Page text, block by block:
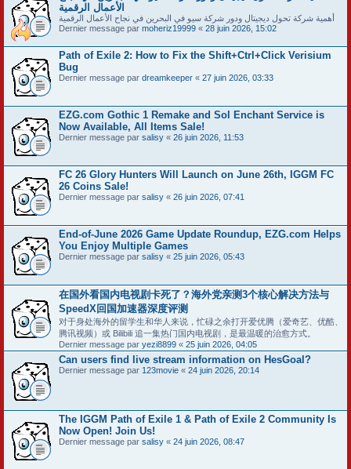
الأعمال الرقمية
أهمية شركة تحول ديجيتال ودور شركة سيو في البحرين في نجاح الأعمال الرقمية
Dernier message par moheriz19999 « 28 juin 2026, 15:02
Path of Exile 2: How to Fix the Shift+Ctrl+Click Verisium
Bug
Dernier message par dreamkeeper « 27 juin 2026, 03:33
EZG.com Gothic 1 Remake and Sol Enchant Service is
Now Available, All Items Sale!
Dernier message par salisy « 26 juin 2026, 11:53
FC 26 Glory Hunters Will Launch on June 26th, IGGM FC
26 Coins Sale!
Dernier message par salisy « 26 juin 2026, 07:41
End-of-June 2026 Game Update Roundup, EZG.com Helps
You Enjoy Multiple Games
Dernier message par salisy « 25 juin 2026, 05:43
在国外看国内电视剧卡死了？海外党亲测3个核心解决方法与
SpeedX回国加速器深度评测
对于身处海外的留学生和华人来说，忙碌之余打开爱优腾（爱奇艺、优酷、
腾讯视频）或 Bilibili 追一集热门国内电视剧，是最温暖的治愈方式。
Dernier message par yezi8899 « 25 juin 2026, 04:05
Can users find live stream information on HesGoal?
Dernier message par 123movie « 24 juin 2026, 20:14
The IGGM Path of Exile 1 & Path of Exile 2 Community Is
Now Open! Join Us!
Dernier message par salisy « 24 juin 2026, 08:47